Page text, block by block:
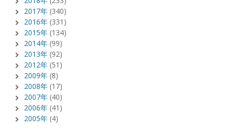
2017年 (340)
2016年 (331)
2015年 (134)
2014年 (99)
2013年 (92)
2012年 (51)
2009年 (8)
2008年 (17)
2007年 (40)
2006年 (41)
2005年 (4)